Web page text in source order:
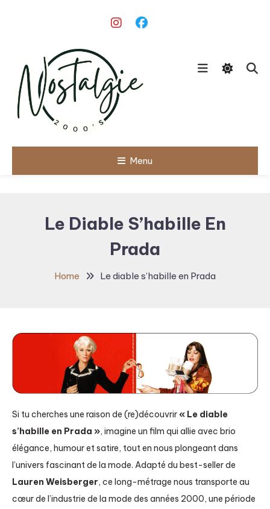
Nostalgie
Menu
Le Diable S’habille En
Prada
Home Le diable s’habille en Prada
Si tu cherches une raison de (re)découvrir« Le diable
s’habille en Prada », imagine un film qui allie avec brio
élégance, humour et satire, tout en nous plongeant dans
l’univers fascinant de la mode. Adapté du best-seller de
Lauren Weisberger, ce long-métrage nous transporte au
cœur de l’industrie de la mode des années 2000, une période